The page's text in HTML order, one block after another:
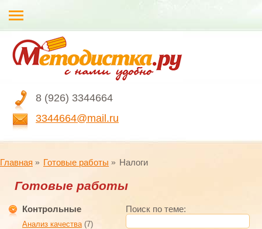
8 (926) 3344664
3344664@mail.ru
Главная Готовые работы Налоги
Готовые работы
Контрольные
Анализ качества(7)
Поиск по теме: